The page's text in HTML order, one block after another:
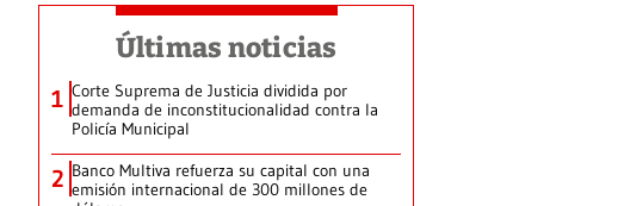
Últimas noticias
1 Corte Suprema de Justicia dividida por
demanda de inconstitucionalidad contra la
Policía Municipal
2 Banco Multiva refuerza su capital con una
emisión internacional de 300 millones de